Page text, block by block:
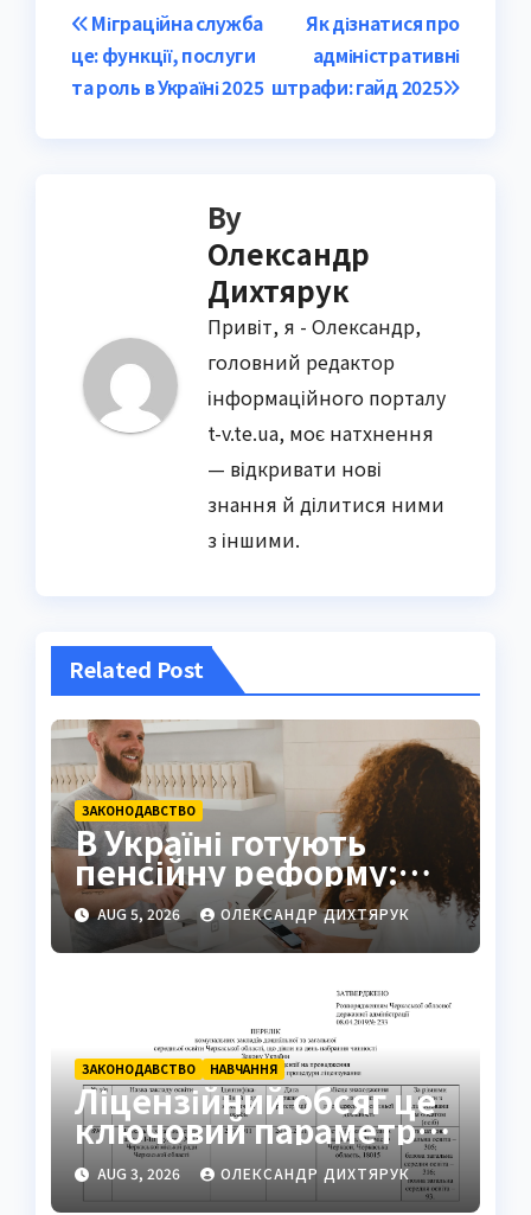
Post
navigation
Як дізнатися про
адміністративні
штрафи: гайд 2025
Міграційна служба
це: функції, послуги
та роль в Україні 2025
By
Олександр
Дихтярук
Привіт, я - Олександр,
головний редактор
інформаційного порталу
t-v.te.ua, моє натхнення
— відкривати нові
знання й ділитися ними
з іншими.
Related Post
ЗАКОНОДАВСТВО
В Україні готують
пенсійну реформу:
мінімум 6000 грн
AUG 5, 2026 ОЛЕКСАНДР ДИХТЯРУК
ЗАКОНОДАВСТВО НАВЧАННЯ
Ліцензійний обсяг це
ключовий параметр
освітньої діяльності
закладів
AUG 3, 2026 ОЛЕКСАНДР ДИХТЯРУК